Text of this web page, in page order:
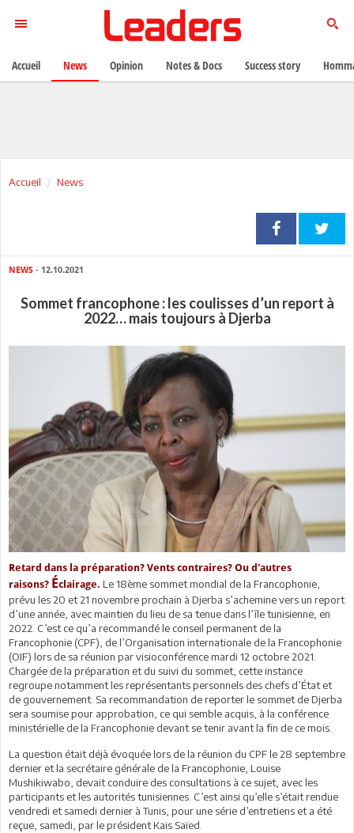
Accueil News
NEWS - 12.10.2021
Sommet francophone : les coulisses d’un report à
2022… mais toujours à Djerba
Retard dans la préparation? Vents contraires? Ou d'autres
raisons? Éclairage. Le 18ème sommet mondial de la Francophonie,
prévu les 20 et 21 novembre prochain à Djerba s’achemine vers un report
d’une année, avec maintien du lieu de sa tenue dans l’île tunisienne, en
2022. C’est ce qu’a recommandé le conseil permanent de la
Francophonie (CPF), de l’Organisation internationale de la Francophonie
(OIF) lors de sa réunion par visioconférence mardi 12 octobre 2021.
Chargée de la préparation et du suivi du sommet, cette instance
regroupe notamment les représentants personnels des chefs d’État et
de gouvernement. Sa recommandation de reporter le sommet de Djerba
sera soumise pour approbation, ce qui semble acquis, à la conférence
ministérielle de la Francophonie devant se tenir avant la fin de ce mois.
La question était déjà évoquée lors de la réunion du CPF le 28 septembre
dernier et la secrétaire générale de la Francophonie, Louise
Mushikiwabo, devait conduire des consultations à ce sujet, avec les
participants et les autorités tunisiennes. C’est ainsi qu’elle s’était rendue
vendredi et samedi dernier à Tunis, pour une série d’entretiens et a été
reçue, samedi, par le président Kais Saïed.
Accueil News Opinion Notes & Docs Success story